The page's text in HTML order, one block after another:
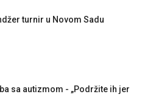
turnir u Novom Sadu
sa autizmom - „Podržite ih jer